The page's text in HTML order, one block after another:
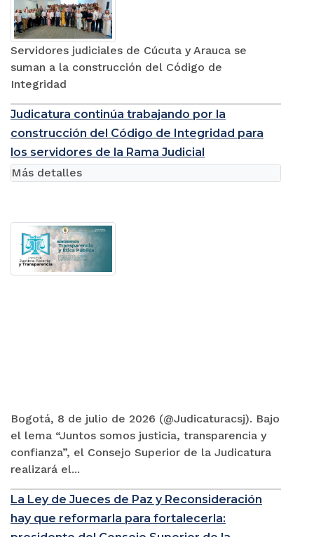
Servidores judiciales de Cúcuta y Arauca se
suman a la construcción del Código de
Integridad
Judicatura continúa trabajando por la
construcción del Código de Integridad para
los servidores de la Rama Judicial
Bogotá, 8 de julio de 2026 (@Judicaturacsj). Bajo
el lema “Juntos somos justicia, transparencia y
confianza”, el Consejo Superior de la Judicatura
realizará el...
Más detalles
La Ley de Jueces de Paz y Reconsideración
hay que reformarla para fortalecerla: